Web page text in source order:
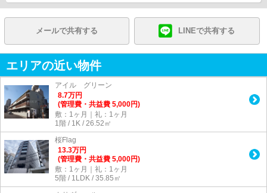
メールで共有する LINEで共有する
エリアの近い物件
アイル グリーン
8.7万円
(管理費・共益費 5,000円)
敷：1ヶ月｜礼：1ヶ月
1階 / 1K / 26.52㎡
桜Flag
13.3万円
(管理費・共益費 5,000円)
敷：1ヶ月｜礼：1ヶ月
5階 / 1LDK / 35.85㎡